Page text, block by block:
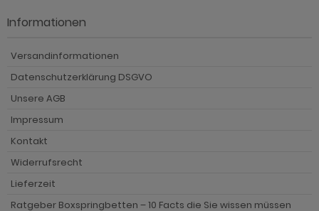
Informationen
Versandinformationen
Datenschutzerklärung DSGVO
Unsere AGB
Impressum
Kontakt
Widerrufsrecht
Lieferzeit
Ratgeber Boxspringbetten – 10 Facts die Sie wissen müssen